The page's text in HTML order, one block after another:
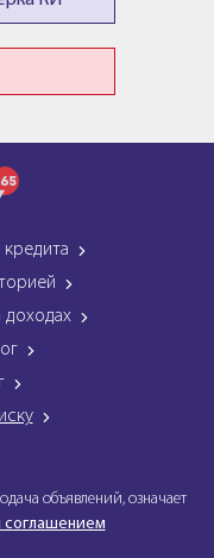
доходах
объявлений, означает
соглашением